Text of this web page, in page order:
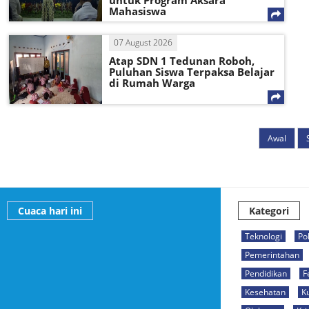
Mahasiswa
07 August 2026
Atap SDN 1 Tedunan Roboh,
Puluhan Siswa Terpaksa Belajar
di Rumah Warga
Awal
Cuaca hari ini Kategori
Teknologi
Pemerintahan
Pendidikan
Kesehatan